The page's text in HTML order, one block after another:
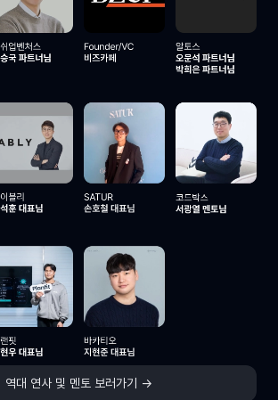
역대 연사 및 멘토 보러가기 →